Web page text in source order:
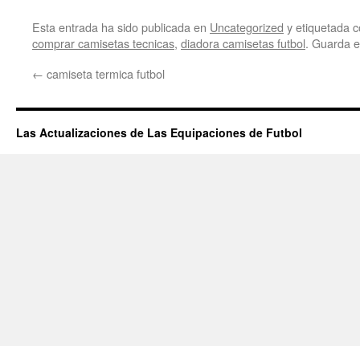
Esta entrada ha sido publicada en Uncategorized y etiquetada
comprar camisetas tecnicas, diadora camisetas futbol. Guarda
← camiseta termica futbol
Las Actualizaciones de Las Equipaciones de Futbol